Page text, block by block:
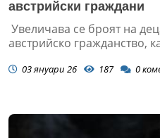
австрийски граждани
Увеличава се броят на
австрийско гражданство,
03 януари 26 187 0